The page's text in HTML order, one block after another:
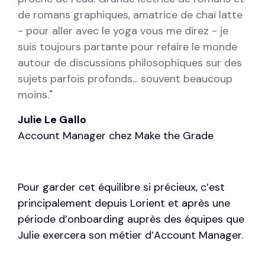
de romans graphiques, amatrice de chaï latte
- pour aller avec le yoga vous me direz - je
suis toujours partante pour refaire le monde
autour de discussions philosophiques sur des
sujets parfois profonds... souvent beaucoup
moins."
Julie Le Gallo
Account Manager chez Make the Grade
Pour garder cet équilibre si précieux, c’est
principalement depuis Lorient et après une
période d’onboarding auprès des équipes que
Julie exercera son métier d’Account Manager.